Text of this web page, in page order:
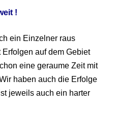
!
ein Einzelner raus
auf dem Gebiet
eine geraume Zeit mit
haben auch die Erfolge
jeweils auch ein harter